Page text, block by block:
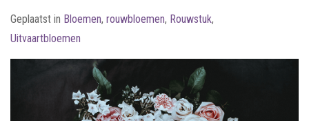
Geplaatst in Bloemen, rouwbloemen, Rouwstuk,
Uitvaartbloemen